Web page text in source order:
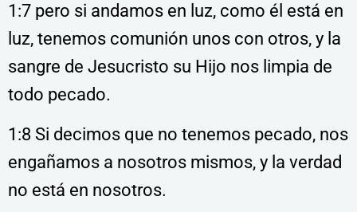
1:7 pero si andamos en luz, como él está en
luz, tenemos comunión unos con otros, y la
sangre de Jesucristo su Hijo nos limpia de
todo pecado.
1:8 Si decimos que no tenemos pecado, nos
engañamos a nosotros mismos, y la verdad
no está en nosotros.